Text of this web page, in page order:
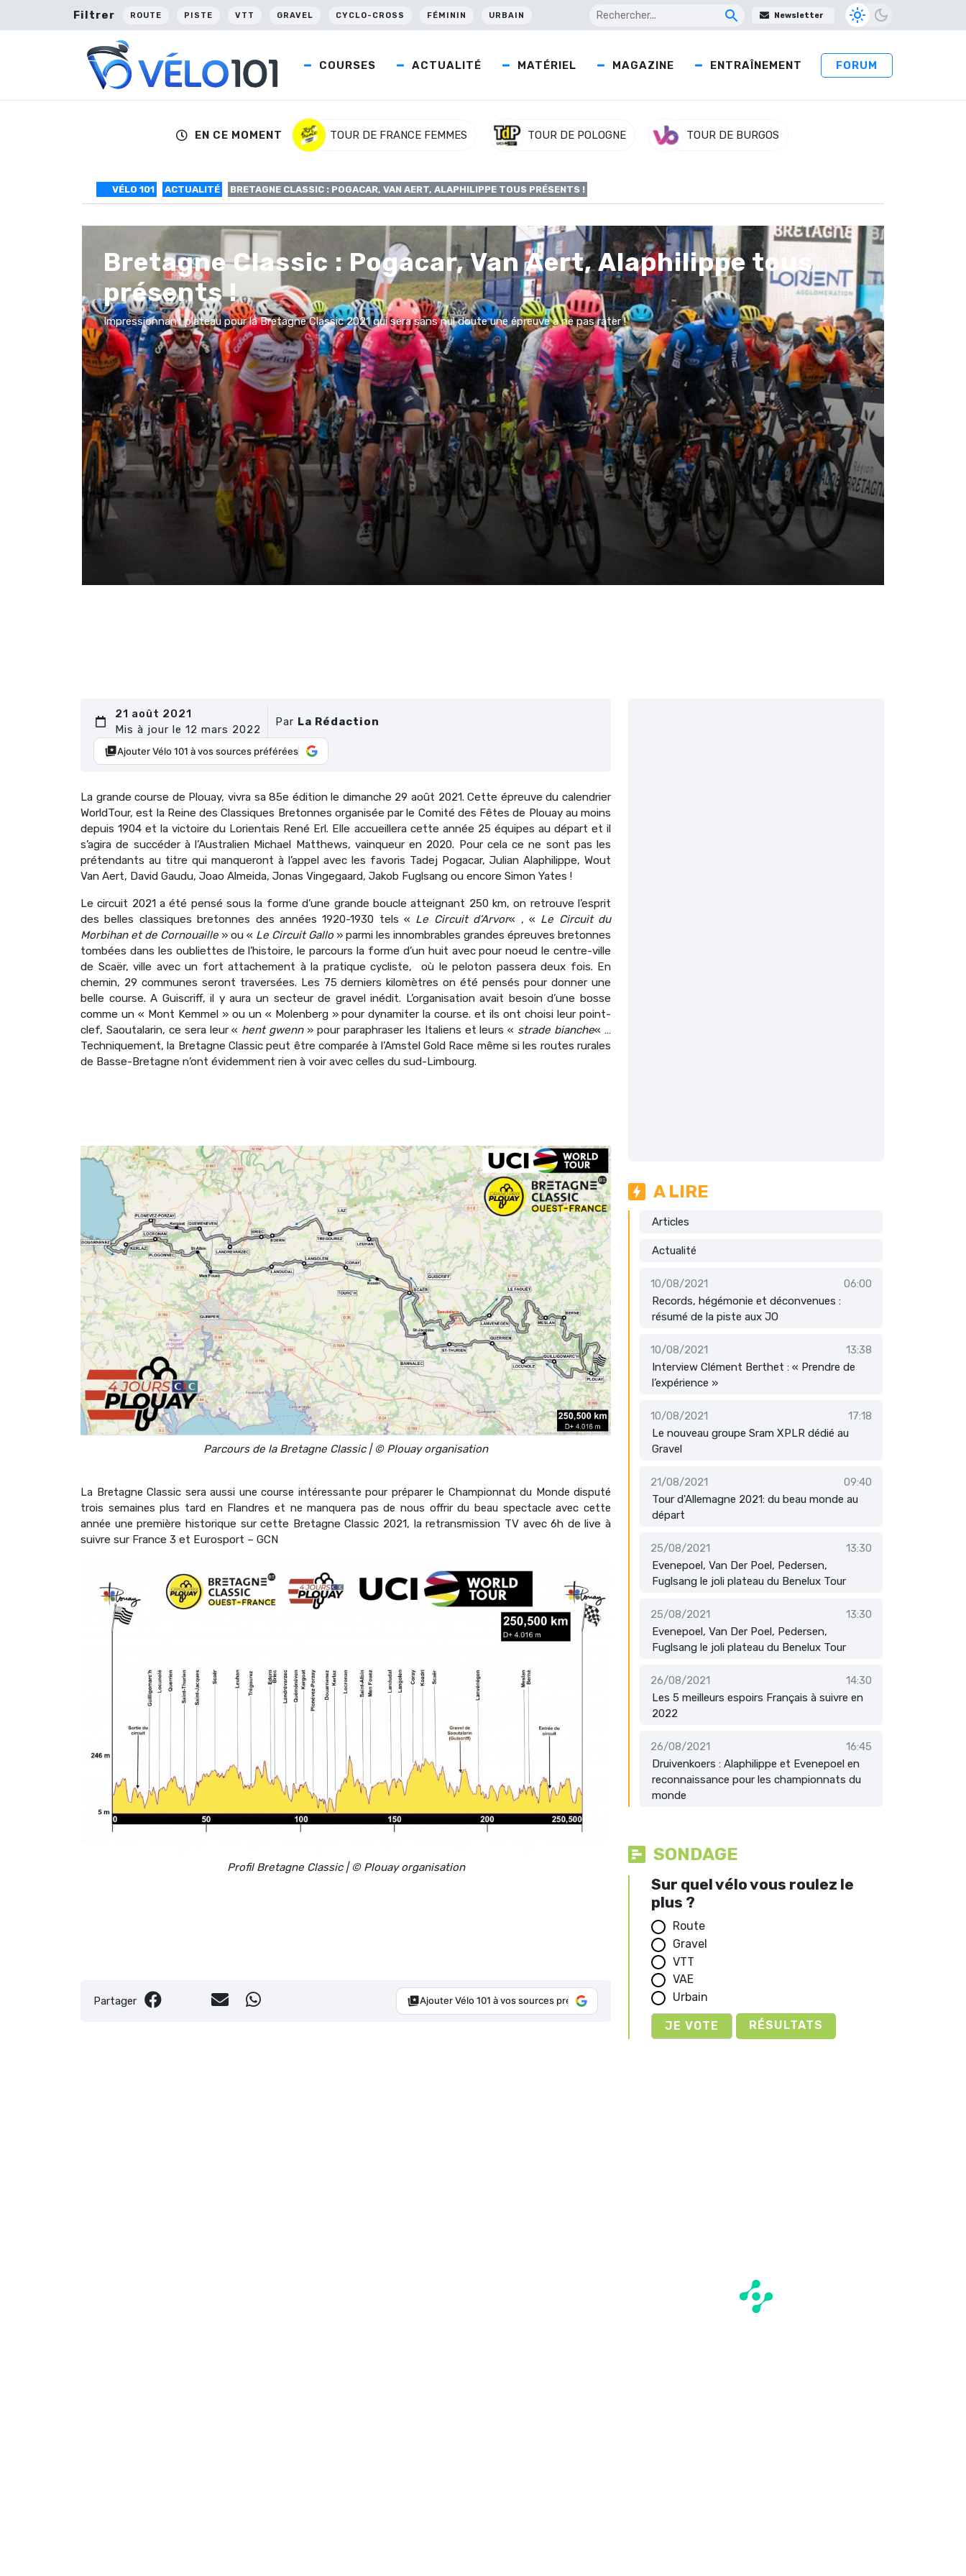
Filtrer ROUTE PISTE VTT GRAVEL CYCLO-CROSS FÉMININ URBAIN Newsletter
COURSES ACTUALITÉ MATÉRIEL MAGAZINE ENTRAÎNEMENT FORUM
EN CE MOMENT TOUR DE FRANCE FEMMES TOUR DE POLOGNE TOUR DE BURGOS
VÉLO 101 ACTUALITÉ BRETAGNE CLASSIC : POGACAR, VAN AERT, ALAPHILIPPE TOUS PRÉSENTS !
Bretagne Classic : Pogacar, Van Aert, Alaphilippe tous
présents !
Impressionnant plateau pour la Bretagne Classic 2021 qui sera sans nul doute une épreuve à ne pas rater !
21 août 2021
Mis à jour le 12 mars 2022
Par La Rédaction
Ajouter Vélo 101 à vos sources préférées
La grande course de Plouay, vivra sa 85e édition le dimanche 29 août 2021. Cette épreuve du calendrier
WorldTour, est la Reine des Classiques Bretonnes organisée par le Comité des Fêtes de Plouay au moins
depuis 1904 et la victoire du Lorientais René Erl. Elle accueillera cette année 25 équipes au départ et il
s’agira de succéder à l’Australien Michael Matthews, vainqueur en 2020. Pour cela ce ne sont pas les
prétendants au titre qui manqueront à l’appel avec les favoris Tadej Pogacar, Julian Alaphilippe, Wout
Van Aert, David Gaudu, Joao Almeida, Jonas Vingegaard, Jakob Fuglsang ou encore Simon Yates !
Le circuit 2021 a été pensé sous la forme d’une grande boucle atteignant 250 km, on retrouve l’esprit
des belles classiques bretonnes des années 1920-1930 tels « Le Circuit d’Arvor« , « Le Circuit du
Morbihan et de Cornouaille » ou « Le Circuit Gallo» parmi les innombrables grandes épreuves bretonnes
tombées dans les oubliettes de l’histoire, le parcours la forme d’un huit avec pour noeud le centre-ville
de Scaër, ville avec un fort attachement à la pratique cycliste,
où le peloton passera deux fois. En
chemin, 29 communes seront traversées. Les 75 derniers kilomètres on été pensés pour donner une
belle course. A Guiscriff, il y aura un secteur de gravel inédit. L’organisation avait besoin d’une bosse
comme un « Mont Kemmel » ou un « Molenberg » pour dynamiter la course. et ils ont choisi leur point-
clef, Saoutalarin, ce sera leur « hent gwenn» pour paraphraser les Italiens et leurs « strade bianche« …
Techniquement, la Bretagne Classic peut être comparée à l’Amstel Gold Race même si les routes rurales
de Basse-Bretagne n’ont évidemment rien à voir avec celles du sud-Limbourg.
Parcours de la Bretagne Classic | © Plouay organisation
La Bretagne Classic sera aussi une course intéressante pour préparer le Championnat du Monde disputé
trois semaines plus tard en Flandres et ne manquera pas de nous offrir du beau spectacle avec cette
année une première historique sur cette Bretagne Classic 2021, la retransmission TV avec 6h de live à
suivre sur France 3 et Eurosport – GCN
Profil Bretagne Classic | © Plouay organisation
Partager Ajouter Vélo 101 à vos sources préférées
A LIRE
Articles
Actualité
10/08/2021
06:00
Records, hégémonie et déconvenues :
résumé de la piste aux JO
10/08/2021
13:38
Interview Clément Berthet : « Prendre de
l’expérience »
10/08/2021
17:18
Le nouveau groupe Sram XPLR dédié au
Gravel
21/08/2021
09:40
Tour d'Allemagne 2021: du beau monde au
départ
25/08/2021
13:30
Evenepoel, Van Der Poel, Pedersen,
Fuglsang le joli plateau du Benelux Tour
25/08/2021
13:30
Evenepoel, Van Der Poel, Pedersen,
Fuglsang le joli plateau du Benelux Tour
26/08/2021
14:30
Les 5 meilleurs espoirs Français à suivre en
2022
26/08/2021
16:45
Druivenkoers : Alaphilippe et Evenepoel en
reconnaissance pour les championnats du
monde
SONDAGE
Sur quel vélo vous roulez le
plus ?
Route
Gravel
VTT
VAE
Urbain
RÉSULTATS